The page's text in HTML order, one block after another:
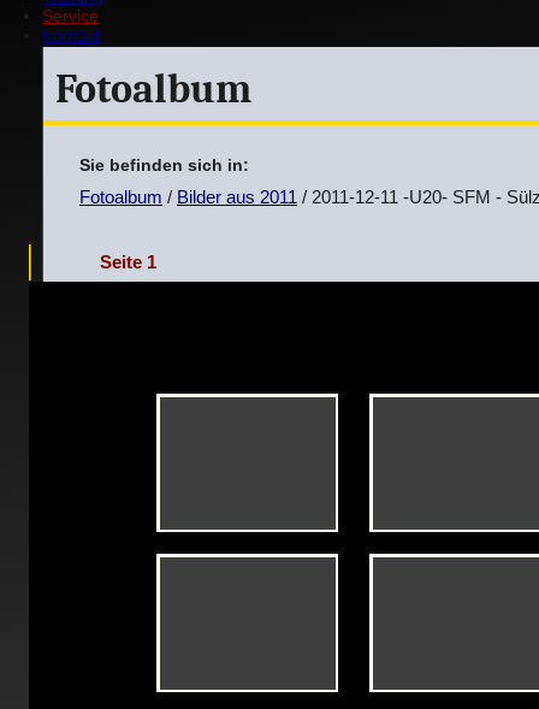
Service
Kontakt
Fotoalbum
Sie befinden sich in:
Fotoalbum / Bilder aus 2011 / 2011-12-11 -U20- SFM -
Seite 1